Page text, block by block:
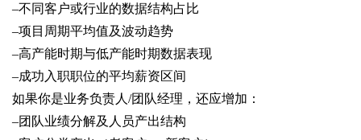
–不同客户或行业的数据结构占比
–项目周期平均值及波动趋势
–高产能时期与低产能时期数据表现
–成功入职职位的平均薪资区间
如果你是业务负责人/团队经理，还应增加：
–团队业绩分解及人员产出结构